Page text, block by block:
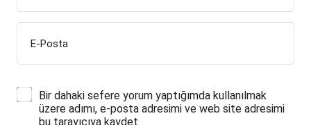
E-Posta
Bir dahaki sefere yorum yaptığımda kullanılmak
üzere adımı, e-posta adresimi ve web site adresimi
bu tarayıcıya kaydet.